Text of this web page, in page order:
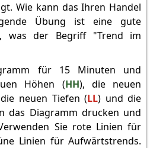
Wie kann das Ihren Handel
Übung ist eine gute
was der Begriff "Trend im
für 15 Minuten und
Höhen (HH), die neuen
neuen Tiefen (LL) und die
das Diagramm drucken und
Sie rote Linien für
Linien für Aufwärtstrends.